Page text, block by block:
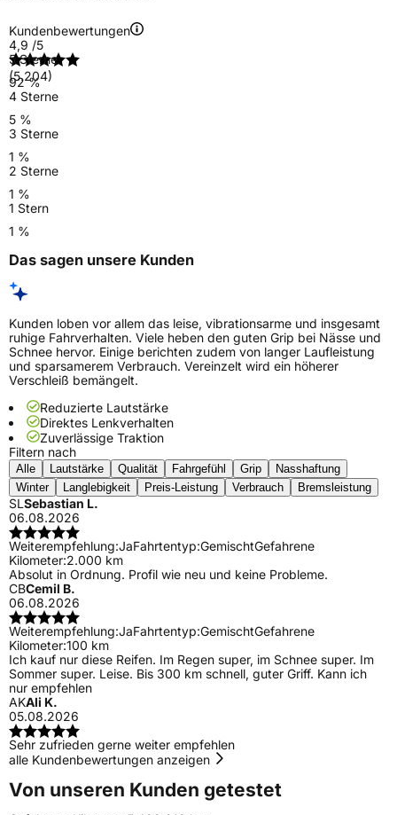
Kundenbewertungen
4,9 /5
(5.204)
5 Sterne
92 %
4 Sterne
5 %
3 Sterne
1 %
2 Sterne
1 %
1 Stern
1 %
Das sagen unsere Kunden
Kunden loben vor allem das leise, vibrationsarme und insgesamt
ruhige Fahrverhalten. Viele heben den guten Grip bei Nässe und
Schnee hervor. Einige berichten zudem von langer Laufleistung
und sparsamerem Verbrauch. Vereinzelt wird ein höherer
Verschleiß bemängelt.
Reduzierte Lautstärke
Direktes Lenkverhalten
Zuverlässige Traktion
Filtern nach
Alle Lautstärke Qualität Fahrgefühl Grip
Nasshaftung
Winter
Langlebigkeit Preis-Leistung Verbrauch Bremsleistung
SLSebastian L.
06.08.2026
Weiterempfehlung:JaFahrtentyp:GemischtGefahrene
Kilometer:2.000 km
Absolut in Ordnung. Profil wie neu und keine Probleme.
CBCemil B.
06.08.2026
Weiterempfehlung:JaFahrtentyp:GemischtGefahrene
Kilometer:100 km
Ich kauf nur diese Reifen. Im Regen super, im Schnee super. Im
Sommer super. Leise. Bis 300 km schnell, guter Griff. Kann ich
nur empfehlen
AKAli K.
05.08.2026
Sehr zufrieden gerne weiter empfehlen
alle Kundenbewertungen anzeigen
Von unseren Kunden getestet